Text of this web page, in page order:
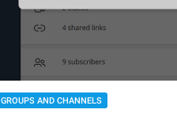
GROUPS AND CHANNELS